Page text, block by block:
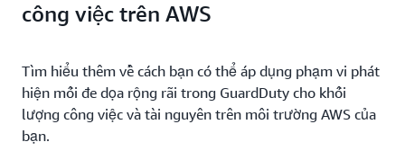
công việc trên AWS
Tìm hiểu thêm về cách bạn có thể áp dụng phạm vi phát
hiện mối đe dọa rộng rãi trong GuardDuty cho khối
lượng công việc và tài nguyên trên môi trường AWS của
bạn.